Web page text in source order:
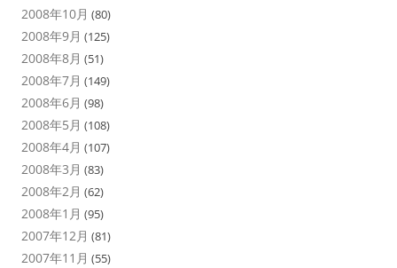
2008年10月 (80)
2008年9月 (125)
2008年8月 (51)
2008年7月 (149)
2008年6月 (98)
2008年5月 (108)
2008年4月 (107)
2008年3月 (83)
2008年2月 (62)
2008年1月 (95)
2007年12月 (81)
2007年11月 (55)